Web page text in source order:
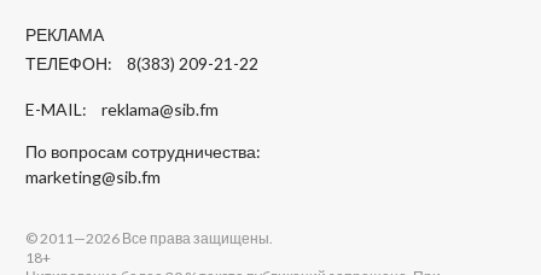
РЕКЛАМА
ТЕЛЕФОН: 8(383) 209-21-22
E-MAIL: reklama@sib.fm
По вопросам сотрудничества:
marketing@sib.fm
© 2011—2026 Все права защищены.
18+